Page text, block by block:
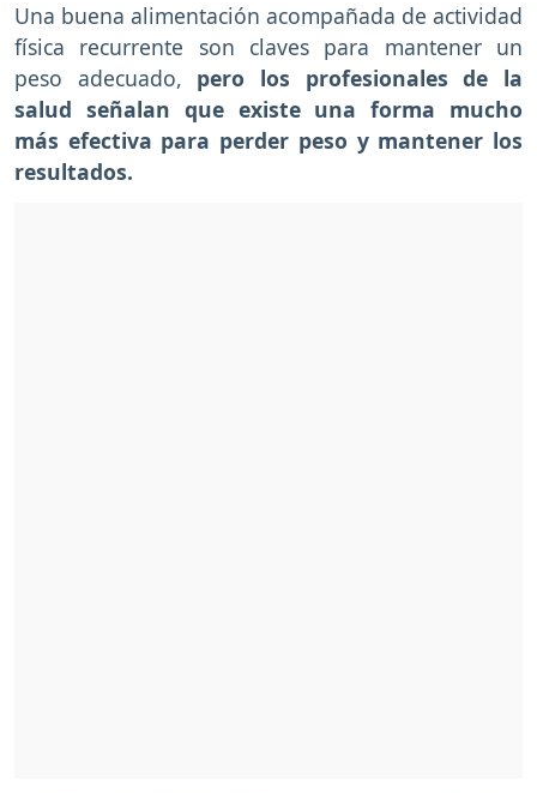
Una buena alimentación acompañada de actividad
física recurrente son claves para mantener un
peso adecuado, pero los profesionales de la
salud señalan que existe una forma mucho
más efectiva para perder peso y mantener los
resultados.